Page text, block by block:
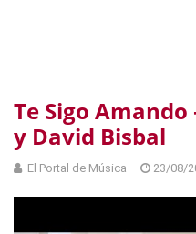
Te Sigo
y David Bisbal
El Portal de Música 23/08/